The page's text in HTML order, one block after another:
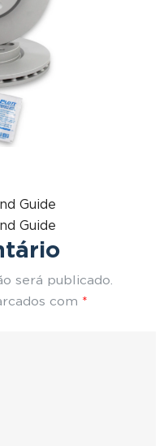
Guide
Guide
será publicado.
com *